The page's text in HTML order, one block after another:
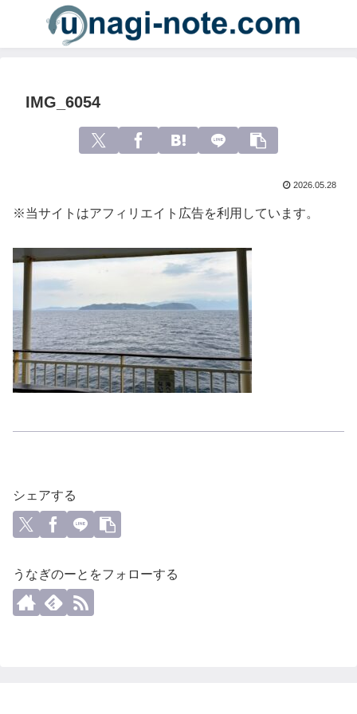
IMG_6054
2026.05.28
※当サイトはアフィリエイト広告を利用しています。
シェアする
うなぎのーとをフォローする